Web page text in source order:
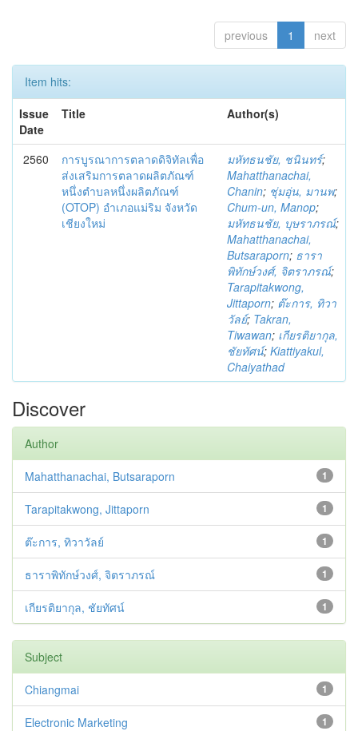
previous 1 next
Item hits:
Issue
Date
Title Author(s)
2560
การบูรณาการตลาดดิจิทัลเพื่อ
ส่งเสริมการตลาดผลิตภัณฑ์
หนึ่งตำบลหนึ่งผลิตภัณฑ์
(OTOP) อำเภอแม่ริม จังหวัด
เชียงใหม่
มหัทธนชัย, ชนินทร์;
Mahatthanachai,
Chanin; ชุ่มอุ่น, มานพ;
Chum-un, Manop;
มหัทธนชัย, บุษราภรณ์;
Mahatthanachai,
Butsaraporn; ธารา
พิทักษ์วงศ์, จิตราภรณ์;
Tarapitakwong,
Jittaporn; ต๊ะการ, ทิวา
วัลย์; Takran,
Tiwawan; เกียรติยากุล,
ชัยทัศน์; Kiattiyakul,
Chaiyathad
Discover
Author
1
Mahatthanachai, Butsaraporn
1
Tarapitakwong, Jittaporn
1
ต๊ะการ, ทิวาวัลย์
1
ธาราพิทักษ์วงศ์, จิตราภรณ์
1
เกียรติยากุล, ชัยทัศน์
Subject
1
Chiangmai
1
Electronic Marketing